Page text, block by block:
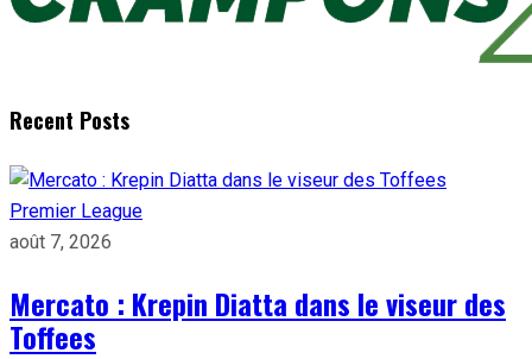
Recent Posts
Premier League
août 7, 2026
Mercato : Krepin Diatta dans le viseur des
Toffees